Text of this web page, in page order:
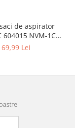
de aspirator
604015 NVM-1CH,
9L
69,99 Lei